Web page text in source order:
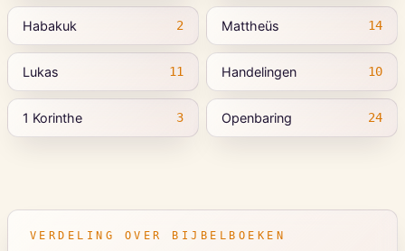
Habakuk 2 Mattheüs 14
Lukas 11 Handelingen 10
1 Korinthe 3 Openbaring 24
VERDELING OVER BIJBELBOEKEN